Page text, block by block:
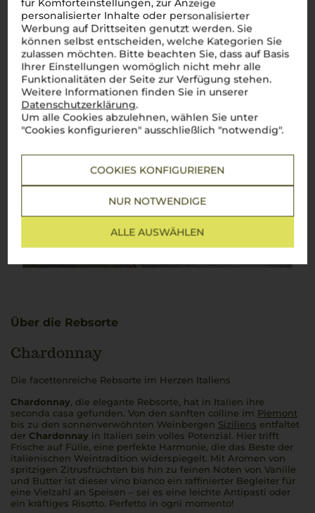
für Komforteinstellungen, zur Anzeige
personalisierter Inhalte oder personalisierter
Werbung auf Drittseiten genutzt werden. Sie
können selbst entscheiden, welche Kategorien Sie
zulassen möchten. Bitte beachten Sie, dass auf Basis
Ihrer Einstellungen womöglich nicht mehr alle
Funktionalitäten der Seite zur Verfügung stehen.
Weitere Informationen finden Sie in unserer
Datenschutzerklärung.
Um alle Cookies abzulehnen, wählen Sie unter
"Cookies konfigurieren" ausschließlich "notwendig".
COOKIES KONFIGURIEREN
NUR NOTWENDIGE
ALLE AUSWÄHLEN
Über die Rebsorte
Chardonnay
Die facettenreiche Rebsorte im Herzen Italiens
Chardonnay, die elegante Rebsorte, hat in Italien ihre
seconda casa gefunden. Von den sanften colline im Piemont
bis zu den sonnenverwöhnten Weinbergen Siziliens entfaltet
der Chardonnay in Italien sein volles Potenzial. Hier trifft
Frische auf Fülle, eine perfekte Harmonie, die das Beste der
italienischen Weintradition widerspiegelt. Mit Aromen von
spritzigen Zitrusfrüchten bis hin zu feinen Noten von Vanille
und Butter ist dieser vino bianco ein raffinierter Begleiter für
eine Vielzahl an Speisen – sei es eine leichte Antipasti oder
ein kräftiges Risotto. Perfetto in ogni momento!